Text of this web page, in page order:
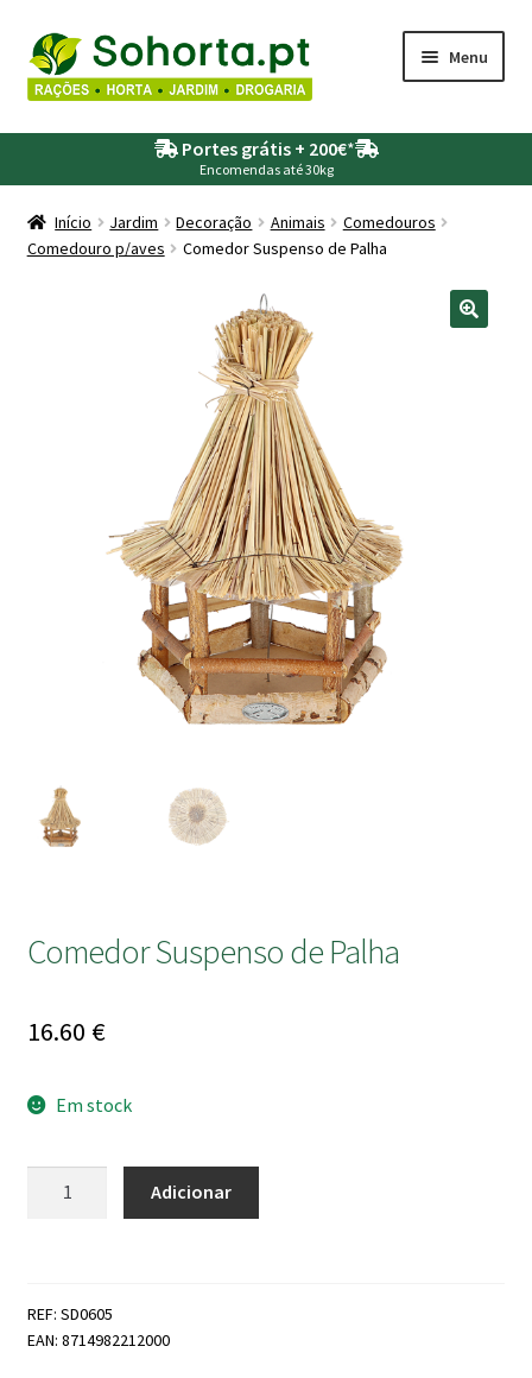
Ir
para
a
navegação
Saltar
para
o
conteúdo
Menu
Agricultura
Drogaria
Depósitos – Fossas
Portes grátis + 200€*
Encomendas até 30kg
Início Jardim Decoração Animais
Comedouros
Comedouro p/aves
Comedor Suspenso de Palha
Comedor Suspenso de Palha
16.60 €
Em stock
Palha
Adicionar
REF: SD0605
EAN: 8714982212000